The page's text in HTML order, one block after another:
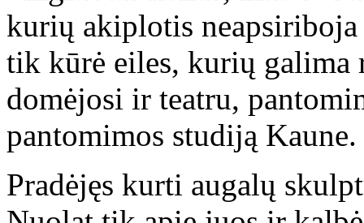
kurių akiplotis
tik kūrė eiles, kurių galima
domėjosi ir teatru,
pantomimos studiją Kaune.
Pradėjęs kurti augalų